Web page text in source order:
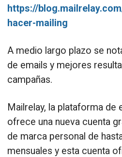
https://
hacer-mailing
A medio largo plazo se
de emails y mejores
campañas.
Mailrelay, la plataforma de
ofrece una nueva cuenta
de marca personal de
mensuales y esta cuenta